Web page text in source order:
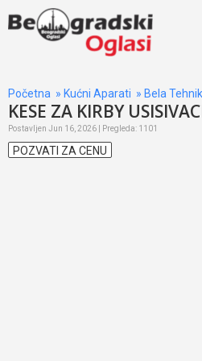
Početna » Kućni Aparati » Bela
KESE ZA KIRBY
Postavljen Jun 16, 2026 | Pregleda: 1101
POZVATI ZA CENU